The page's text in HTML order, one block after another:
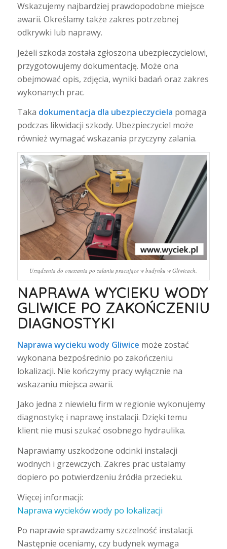
Wskazujemy najbardziej prawdopodobne miejsce
awarii. Określamy także zakres potrzebnej
odkrywki lub naprawy.
Jeżeli szkoda została zgłoszona ubezpieczycielowi,
przygotowujemy dokumentację. Może ona
obejmować opis, zdjęcia, wyniki badań oraz zakres
wykonanych prac.
Taka dokumentacja dla ubezpieczyciela pomaga
podczas likwidacji szkody. Ubezpieczyciel może
również wymagać wskazania przyczyny zalania.
Urządzenia do osuszania po zalaniu pracujące w budynku w Gliwicach.
NAPRAWA WYCIEKU WODY
GLIWICE PO ZAKOŃCZENIU
DIAGNOSTYKI
Naprawa wycieku wody Gliwice może zostać
wykonana bezpośrednio po zakończeniu
lokalizacji. Nie kończymy pracy wyłącznie na
wskazaniu miejsca awarii.
Jako jedna z niewielu firm w regionie wykonujemy
diagnostykę i naprawę instalacji. Dzięki temu
klient nie musi szukać osobnego hydraulika.
Naprawiamy uszkodzone odcinki instalacji
wodnych i grzewczych. Zakres prac ustalamy
dopiero po potwierdzeniu źródła przecieku.
Więcej informacji:
Naprawa wycieków wody po lokalizacji
Po naprawie sprawdzamy szczelność instalacji.
Następnie oceniamy, czy budynek wymaga